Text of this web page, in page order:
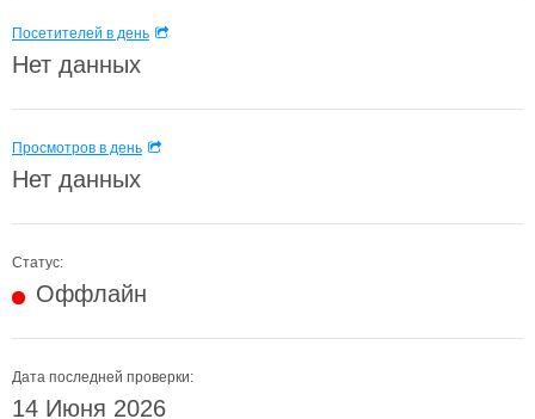
Посетителей в день
Нет данных
Просмотров в день
Нет данных
Статус:
Оффлайн
Дата последней проверки:
14 Июня 2026